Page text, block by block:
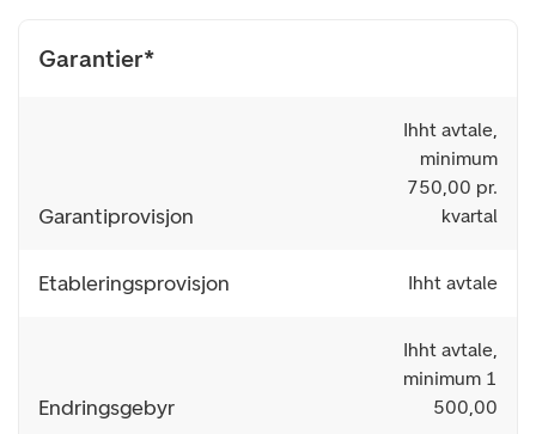
Garantier*
Garantiprovisjon
Ihht avtale,
minimum
750,00 pr.
kvartal
Etableringsprovisjon Ihht avtale
Endringsgebyr
Ihht avtale,
minimum 1
500,00